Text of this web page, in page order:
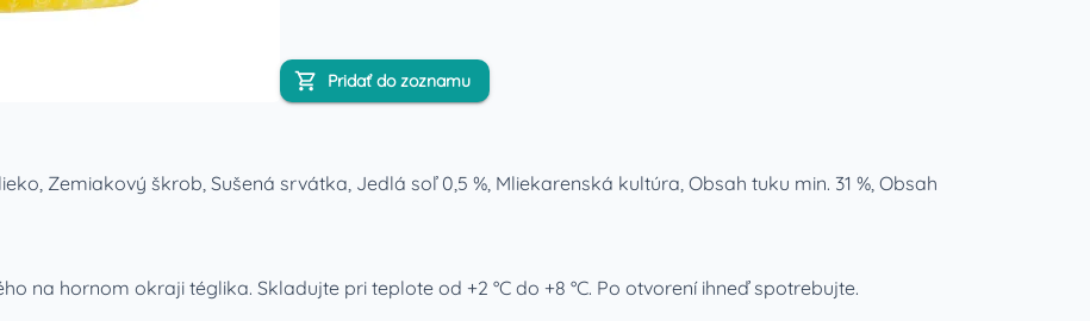
Pridať do zoznamu
Zemiakový škrob, Sušená srvátka, Jedlá soľ 0,5 %, Mliekarenská kultúra, Obsah tuku min. 31 %, Obsah
na hornom okraji téglika. Skladujte pri teplote od +2 °C do +8 °C. Po otvorení ihneď spotrebujte.